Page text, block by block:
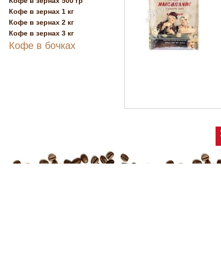
Кофе в зернах 1 кг
Кофе в зернах 2 кг
Кофе в зернах 3 кг
Кофе в бочках